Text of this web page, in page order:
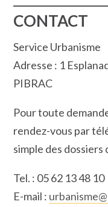
CONTACT
Service Urbanisme
Adresse : 1
PIBRAC
Pour toute
rendez-vous par
simple des
Tel. : 05 62 13 48 10
E-mail :